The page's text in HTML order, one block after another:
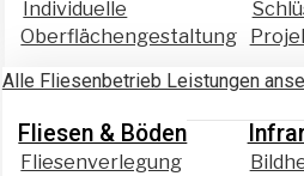
Individuelle
Oberflächengestaltung
Alle Fliesenbetrieb Leistungen
Fliesen & Böden
Fliesenverlegung